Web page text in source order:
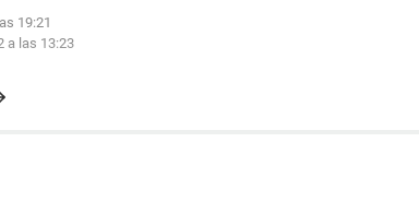
19:21
a las 13:23